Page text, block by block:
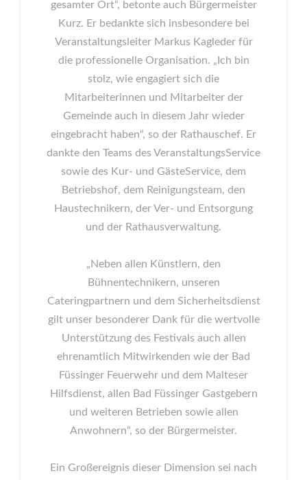
gesamter Ort“, betonte auch Bürgermeister
Kurz. Er bedankte sich insbesondere bei
Veranstaltungsleiter Markus Kagleder für
die professionelle Organisation. „Ich bin
stolz, wie engagiert sich die
Mitarbeiterinnen und Mitarbeiter der
Gemeinde auch in diesem Jahr wieder
eingebracht haben“, so der Rathauschef. Er
dankte den Teams des VeranstaltungsService
sowie des Kur- und GästeService, dem
Betriebshof, dem Reinigungsteam, den
Haustechnikern, der Ver- und Entsorgung
und der Rathausverwaltung.
„Neben allen Künstlern, den
Bühnentechnikern, unseren
Cateringpartnern und dem Sicherheitsdienst
gilt unser besonderer Dank für die wertvolle
Unterstützung des Festivals auch allen
ehrenamtlich Mitwirkenden wie der Bad
Füssinger Feuerwehr und dem Malteser
Hilfsdienst, allen Bad Füssinger Gastgebern
und weiteren Betrieben sowie allen
Anwohnern“, so der Bürgermeister.
Ein Großereignis dieser Dimension sei nach